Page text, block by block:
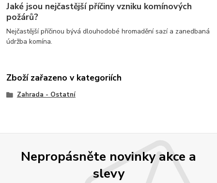
Jaké jsou nejčastější příčiny vzniku komínových
požárů?
Nejčastější příčinou bývá dlouhodobé hromadění sazí a zanedbaná
údržba komína.
Zboží zařazeno v kategoriích
Zahrada - Ostatní
Nepropásněte novinky akce a
slevy